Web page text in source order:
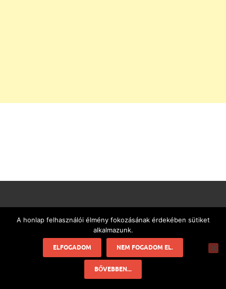
Milyen szakemberhez forduljunk
párkapcsolati problémákkal?
2026-05-15
A honlap felhasználói élmény fokozásának érdekében sütiket
alkalmazunk.
ELFOGADOM NEM FOGADOM EL.
BŐVEBBEN...